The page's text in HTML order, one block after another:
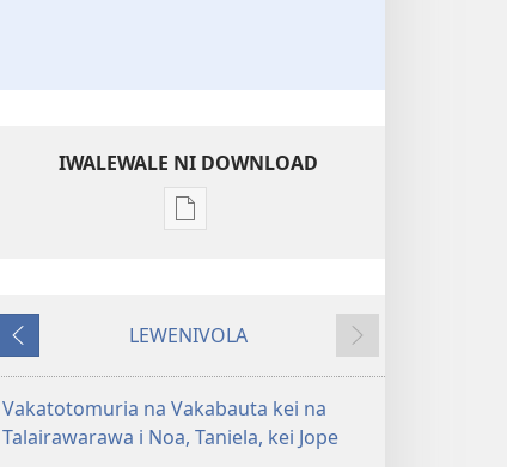
IWALEWALE NI DOWNLOAD
Sala
na
tabaki
NA
LESU
I
MURI
LEWENIVOLA
TARAVA
Vakatotomuria na Vakabauta kei na
Talairawarawa i Noa, Taniela, kei Jope